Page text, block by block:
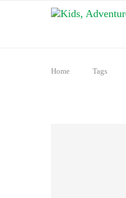
Home Tags